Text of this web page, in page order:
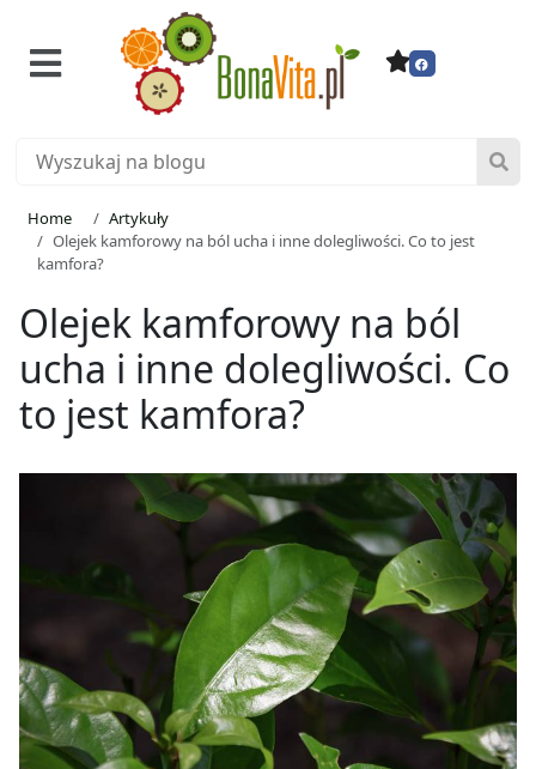
Home
Artykuły
Olejek kamforowy na ból ucha i inne dolegliwości. Co to jest
kamfora?
Olejek kamforowy na ból
ucha i inne dolegliwości. Co
to jest kamfora?